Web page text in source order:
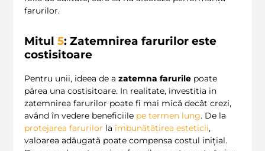
farurilor.
Mitul 5: Zatemnirea farurilor este
costisitoare
Pentru unii, ideea de a zatemna farurile poate
părea una costisitoare. In realitate, investitia in
zatemnirea farurilor poate fi mai mică decât crezi,
având în vedere beneficiile pe termen lung. De la
protejarea farurilor la îmbunătățirea esteticii,
valoarea adăugată poate compensa costul inițial.